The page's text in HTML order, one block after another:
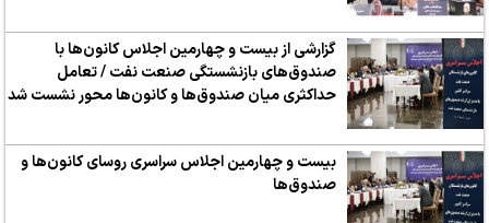
گزارشی از بیست و چهارمین اجلاس کانون‌ها با
صندوق‌های بازنشستگی صنعت نفت / تعامل
حداکثری میان صندوق‌ها و کانون‌ها محور نشست شد
بیست و چهارمین اجلاس سراسری روسای کانون‌ها و
صندوق‌ها